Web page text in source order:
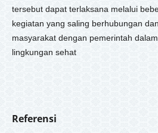
tersebut dapat terlaksana melalui
kegiatan yang saling berhubungan
masyarakat dengan pemerintah
lingkungan sehat
Referensi